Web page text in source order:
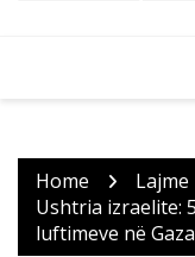
Home
Lajme
Ushtria izraelite:
luftimeve në Gaza